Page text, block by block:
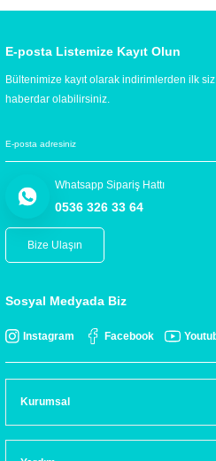
E-posta Listemize Kayıt Olun
Bültenimize kayıt olarak indirimlerden ilk siz
haberdar olabilirsiniz.
Whatsapp Sipariş Hattı
0536 326 33 64
Bize Ulaşın
Sosyal Medyada Biz
Instagram Facebook
Kurumsal